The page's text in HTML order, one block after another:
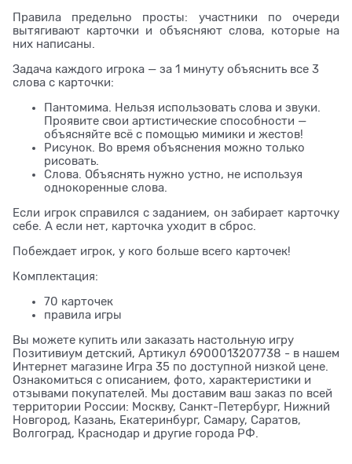
Правила предельно просты: участники по очереди
вытягивают карточки и объясняют слова, которые на
них написаны.
Задача каждого игрока — за 1 минуту объяснить все 3
слова с карточки:
Пантомима. Нельзя использовать слова и звуки.
Проявите свои артистические способности —
объясняйте всё с помощью мимики и жестов!
Рисунок. Во время объяснения можно только
рисовать.
Слова. Объяснять нужно устно, не используя
однокоренные слова.
Если игрок справился с заданием, он забирает карточку
себе. А если нет, карточка уходит в сброс.
Побеждает игрок, у кого больше всего карточек!
Комплектация:
70 карточек
правила игры
Вы можете купить или заказать настольную игру
Позитивиум детский, Артикул 6900013207738 - в нашем
Интернет магазине Игра 35 по доступной низкой цене.
Ознакомиться с описанием, фото, характеристики и
отзывами покупателей. Мы доставим ваш заказ по всей
территории России: Москву, Санкт-Петербург, Нижний
Новгород, Казань, Екатеринбург, Самару, Саратов,
Волгоград, Краснодар и другие города РФ.